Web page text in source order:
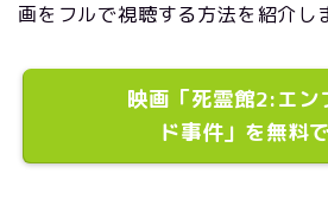
画をフルで視聴する方法を紹介し
映画「死霊館2:エン
ド事件」を無料